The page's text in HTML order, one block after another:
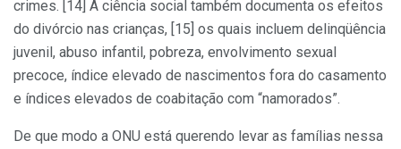
crimes. [14] A ciência social também documenta os efeitos
do divórcio nas crianças, [15] os quais incluem delinqüência
juvenil, abuso infantil, pobreza, envolvimento sexual
precoce, índice elevado de nascimentos fora do casamento
e índices elevados de coabitação com “namorados”.
De que modo a ONU está querendo levar as famílias nessa